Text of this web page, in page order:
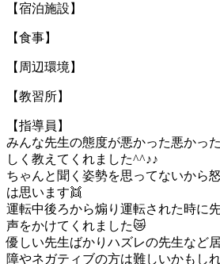
【宿泊施設】
【食事】
【周辺環境】
【教習所】
【指導員】
みんな先生の態度が悪かった悪かっ
しく教えてくれました^^♪♪
ちゃんと聞く姿勢を思ってないから
は思います👯
運転中後ろから煽り運転された時に
声をかけてくれました😿
優しい先生ばかりハズレの先生など
障やネガティブの方は難しいかもし